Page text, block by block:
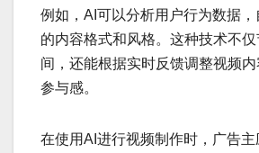
例如，AI可以分析用户行为数据
的内容格式和风格。这种技术不
间，还能根据实时反馈调整视频
参与感。
在使用AI进行视频制作时，广告